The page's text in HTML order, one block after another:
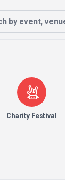
Charity Festival